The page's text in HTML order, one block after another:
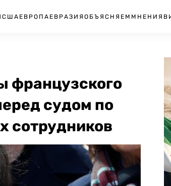
США ЕВРОПА ЕВРАЗИЯ ОБЪЯСНЯЕМ МНЕНИЯ
французского
судом по
сотрудников